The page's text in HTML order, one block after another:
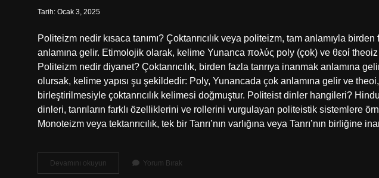
Tarih: Ocak 3, 2025
Politeizm nedir kısaca tanımı? Çoktanrıcılık veya politeizm, tam anlamıyla
anlamına gelir. Etimolojik olarak, kelime Yunanca πολύς poly (çok) ve θεοί
Politeizm nedir diyanet? Çoktanrıcılık, birden fazla tanrıya inanmak anlamına
olursak, kelime yapısı şu şekildedir: Poly, Yunancada çok anlamına gelir ve
birleştirilmesiyle çoktanrıcılık kelimesi doğmuştur. Politeist dinler hangileri?
dinleri, tanrıların farklı özelliklerini ve rollerini vurgulayan politeistik sistemlere
Monoteizm veya tektanrıcılık, tek bir Tanrı’nın varlığına veya Tanrı’nın birliğine
Devamını okuyun Politeizm
Nedir
Yorum Bırak